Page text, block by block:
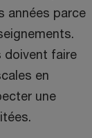
années parce
doivent faire
en
une